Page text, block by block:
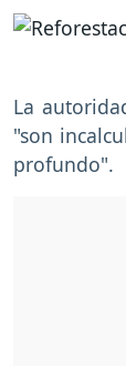
La
"son
profundo".